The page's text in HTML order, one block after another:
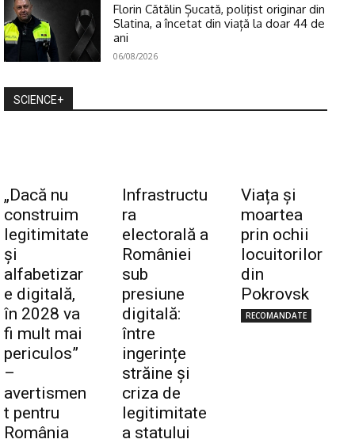
Florin Cătălin Șucată, poliţist originar din
Slatina, a încetat din viață la doar 44 de
ani
06/08/2026
SCIENCE+
„Dacă nu
construim
legitimitate
și
alfabetizar
e digitală,
în 2028 va
fi mult mai
periculos”
–
avertismen
t pentru
România
Infrastructu
ra
electorală a
României
sub
presiune
digitală:
între
ingerințe
străine și
criza de
legitimitate
a statului
Viața și
moartea
prin ochii
locuitorilor
din
Pokrovsk
RECOMANDATE